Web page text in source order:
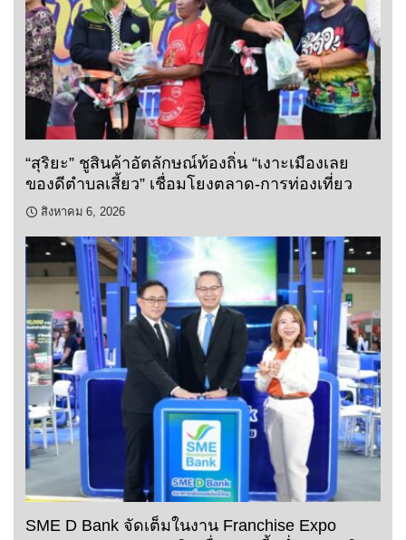
“สุริยะ” ชูสินค้าอัตลักษณ์ท้องถิ่น “เงาะเมืองเลย
ของดีตำบลเสี้ยว” เชื่อมโยงตลาด-การท่องเที่ยว
สิงหาคม 6, 2026
SME D Bank จัดเต็มในงาน Franchise Expo